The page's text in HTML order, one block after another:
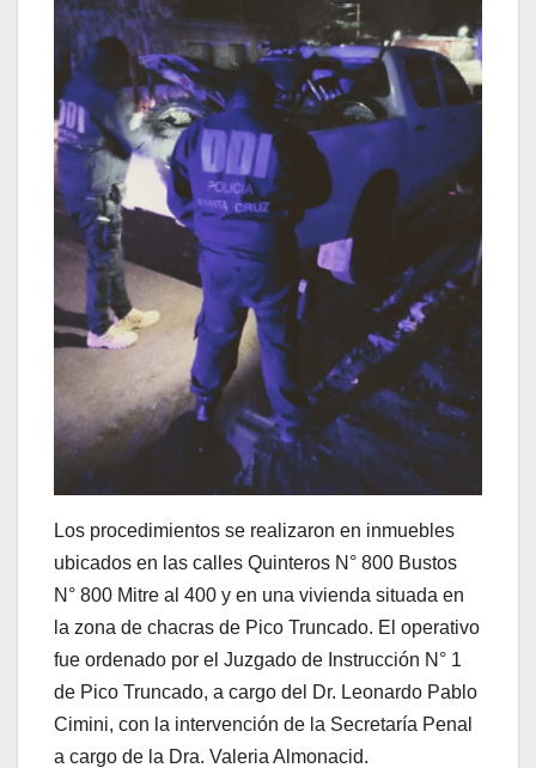
Los procedimientos se realizaron en inmuebles
ubicados en las calles Quinteros N° 800 Bustos
N° 800 Mitre al 400 y en una vivienda situada en
la zona de chacras de Pico Truncado. El operativo
fue ordenado por el Juzgado de Instrucción N° 1
de Pico Truncado, a cargo del Dr. Leonardo Pablo
Cimini, con la intervención de la Secretaría Penal
a cargo de la Dra. Valeria Almonacid.